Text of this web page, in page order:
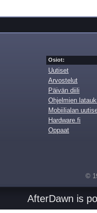
Osiot:
Uutiset
Arvostelut
Päivän diili
Ohjelmien
Mobiilialan
Hardware.fi
Oppaat
©
AfterDawn is